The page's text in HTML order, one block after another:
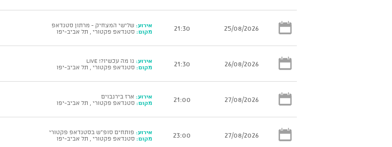
25/08/2026
21:30 אירוע: שלישי המצחיק - מרתון סטנדאפ
מקום: סטנדאפ פקטורי , תל אביב-יפו
26/08/2026
21:30 אירוע: נו מה עכשיו?! Live
מקום: סטנדאפ פקטורי , תל אביב-יפו
27/08/2026
21:00 אירוע: ארז בירנבוים
מקום: סטנדאפ פקטורי , תל אביב-יפו
27/08/2026
23:00 אירוע: פותחים סופ"ש בסטנדאפ פקטורי
מקום: סטנדאפ פקטורי , תל אביב-יפו